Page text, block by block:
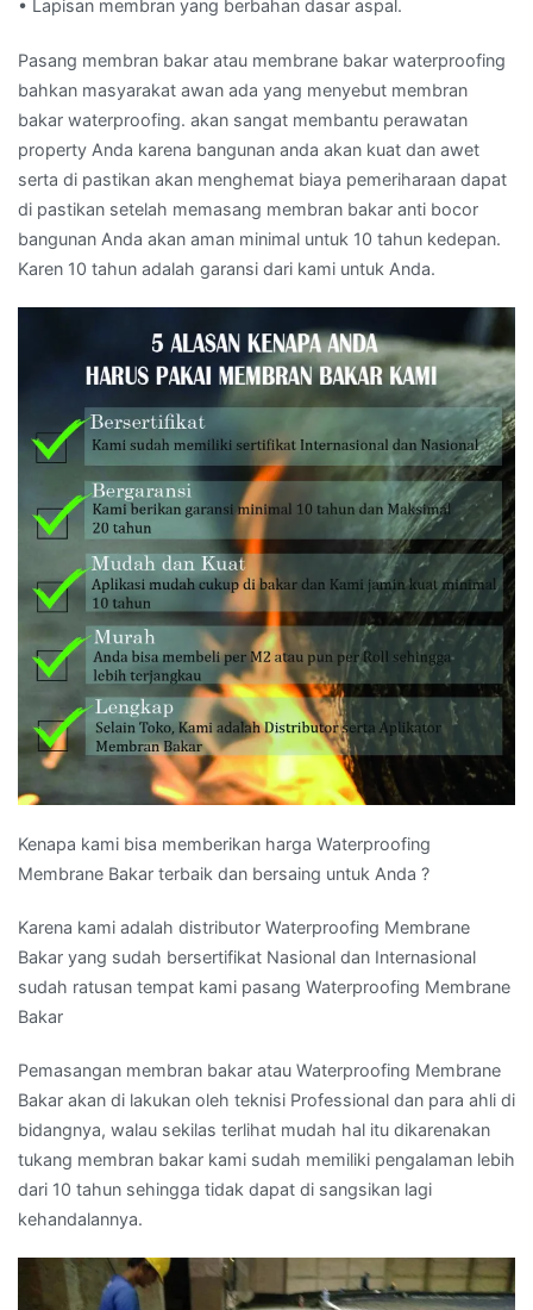
• Lapisan membran yang berbahan dasar aspal.
Pasang membran bakar atau membrane bakar waterproofing
bahkan masyarakat awan ada yang menyebut membran
bakar waterproofing. akan sangat membantu perawatan
property Anda karena bangunan anda akan kuat dan awet
serta di pastikan akan menghemat biaya pemeriharaan dapat
di pastikan setelah memasang membran bakar anti bocor
bangunan Anda akan aman minimal untuk 10 tahun kedepan.
Karen 10 tahun adalah garansi dari kami untuk Anda.
Kenapa kami bisa memberikan harga Waterproofing
Membrane Bakar terbaik dan bersaing untuk Anda ?
Karena kami adalah distributor Waterproofing Membrane
Bakar yang sudah bersertifikat Nasional dan Internasional
sudah ratusan tempat kami pasang Waterproofing Membrane
Bakar
Pemasangan membran bakar atau Waterproofing Membrane
Bakar akan di lakukan oleh teknisi Professional dan para ahli di
bidangnya, walau sekilas terlihat mudah hal itu dikarenakan
tukang membran bakar kami sudah memiliki pengalaman lebih
dari 10 tahun sehingga tidak dapat di sangsikan lagi
kehandalannya.